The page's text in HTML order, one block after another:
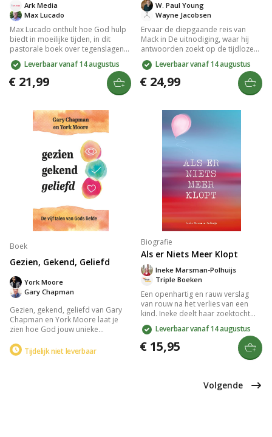
Max Lucado
Ark Media
Max Lucado onthult hoe God hulp
biedt in moeilijke tijden, in dit
pastorale boek over tegenslagen
en angst. Vertrouw op de kracht
van wonderen, want voor God is
geen probleem te groot en geen
gebed onopgemerkt. Inclusief
reflectievragen, bijbelteksten en
geloofsverdieping.
Leverbaar vanaf 14 augustus
€ 21,99
Wayne Jacobsen
W. Paul Young
Ervaar de diepgaande reis van
Mack in De uitnodiging, waar hij
antwoorden zoekt op de tijdloze
vraag: waar is God in een wereld
vol pijn en verdriet? W. Paul Young
biedt in deze luxe jubileumuitgave
een vernieuwd perspectief op
geloof en liefde dat wereldwijd
Leverbaar vanaf 14 augustus
€ 24,99
Boek
Gezien, Gekend, Geliefd
Gary Chapman
York Moore
Gezien, gekend, geliefd van Gary
Chapman en York Moore laat je
zien hoe God jouw unieke
met je te communiceren. Dit boek
biedt inzichten en praktische
Tijdelijk niet leverbaar
Biografie
Als er Niets Meer Klopt
Triple Boeken
Ineke Marsman-Polhuijs
Een openhartig en rauw verslag
van rouw na het verlies van een
kind. Ineke deelt haar zoektocht
naar hoop, geloof en vertrouwen
tijdens een eenzaam rouwproces.
Herkenbaar en troostrijk voor wie
te maken krijgt met verlies en
Leverbaar vanaf 14 augustus
€ 15,95
Volgende